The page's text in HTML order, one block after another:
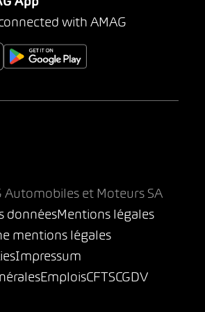
App
with AMAG
Automobiles et Moteurs SA
donnéesMentions légales
mentions légales
Impressum
EmploisCFTSCGDV